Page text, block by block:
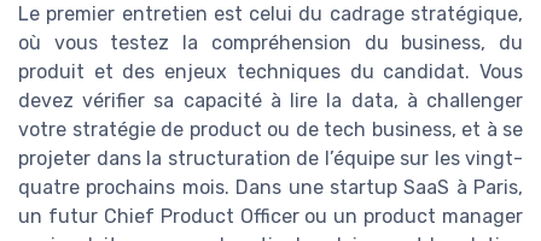
Le premier entretien est celui du cadrage stratégique,
où vous testez la compréhension du business, du
produit et des enjeux techniques du candidat. Vous
devez vérifier sa capacité à lire la data, à challenger
votre stratégie de product ou de tech business, et à se
projeter dans la structuration de l’équipe sur les vingt-
quatre prochains mois. Dans une startup SaaS à Paris,
un futur Chief Product Officer ou un product manager